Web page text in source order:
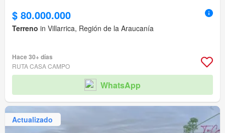
$ 80.000.000
Terreno in Villarrica, Región de la Araucanía
Hace 30+ días
RUTA CASA CAMPO
WhatsApp
Actualizado